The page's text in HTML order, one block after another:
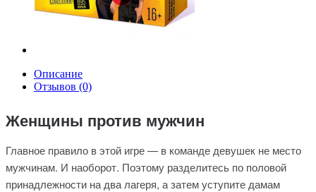
Описание
Отзывов (0)
Женщины против мужчин
Главное правило в этой игре — в команде девушек не место
мужчинам. И наоборот. Поэтому разделитесь по половой
принадлежности на два лагеря, а затем уступите дамам